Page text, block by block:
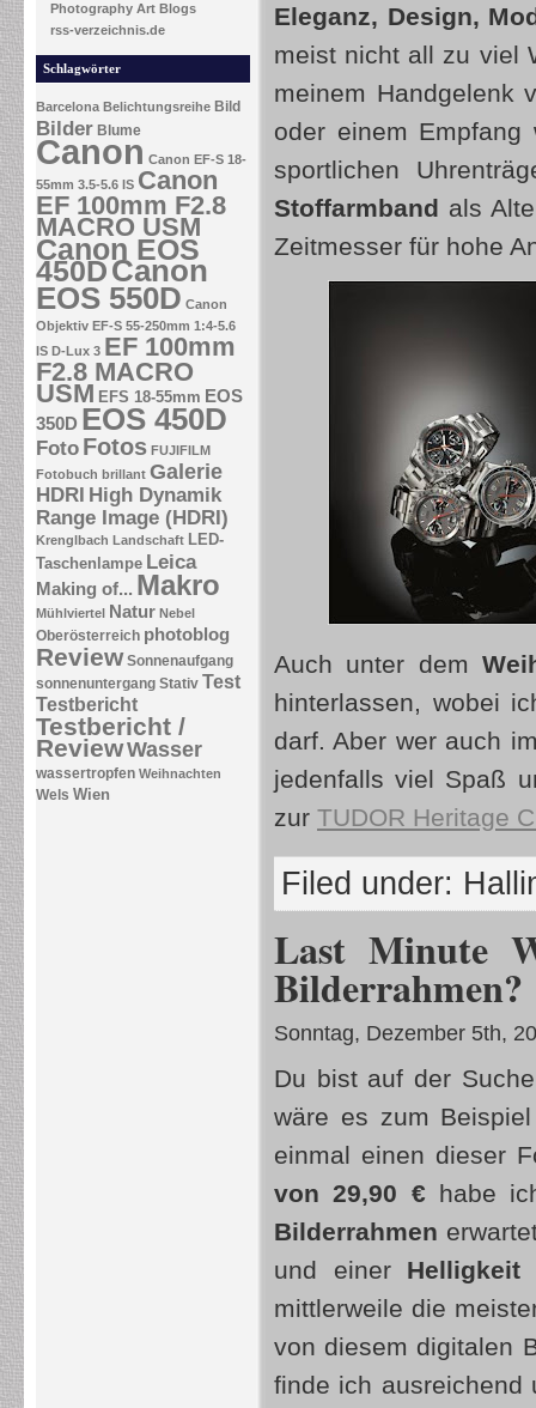
Photography Art Blogs
rss-verzeichnis.de
Schlagwörter
Barcelona Belichtungsreihe Bild
Bilder Blume
Canon Canon EF-S 18-
55mm 3.5-5.6 IS Canon
EF 100mm F2.8
MACRO USM
Canon EOS
450DCanon
EOS 550D Canon
Objektiv EF-S 55-250mm 1:4-5.6
IS D-Lux 3 EF 100mm
F2.8 MACRO
USM EFS 18-55mm EOS
350D EOS 450D
Foto Fotos FUJIFILM
Fotobuch brillant Galerie
HDRI High Dynamik
Range Image (HDRI)
Krenglbach Landschaft LED-
Taschenlampe Leica
Making of... Makro
Mühlviertel Natur Nebel
Oberösterreich photoblog
Review Sonnenaufgang
sonnenuntergang Stativ Test
Testbericht
Testbericht /
ReviewWasser
wassertropfen Weihnachten
Wels Wien
Eleganz, Design,
meist nicht all zu viel
meinem Handgelenk
oder einem
sportlichen
Stoffarmband als
Zeitmesser für hohe
Auch unter dem
hinterlassen, wobei
darf. Aber wer auch
jedenfalls viel Spaß
zur TUDOR Heritage
Filed under:
Last Minute
Bilderrahmen?
Sonntag, Dezember 5th,
Du bist auf der
wäre es zum
einmal einen dieser
von 29,90 € habe
Bilderrahmen
und einer
mittlerweile die
von diesem digitalen
finde ich